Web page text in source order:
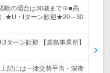
験の場合は30歳まで※■高
★U・Iターン歓迎★20～30
ーン歓迎 【鹿島事業所】
記には一律交替手当・深夜